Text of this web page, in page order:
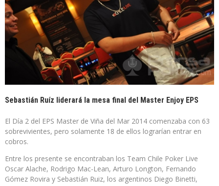
Sebastián Ruíz liderará la mesa final del Master Enjoy EPS
El Día 2 del EPS Master de Viña del Mar 2014 comenzaba con 63
sobrevivientes, pero solamente 18 de ellos lograrían entrar en
cobros.
Entre los presente se encontraban los Team Chile Poker Live
Oscar Alache, Rodrigo Mac-Lean, Arturo Longton, Fernando
Gómez Rovira y Sebastián Ruiz, los argentinos Diego Binetti,